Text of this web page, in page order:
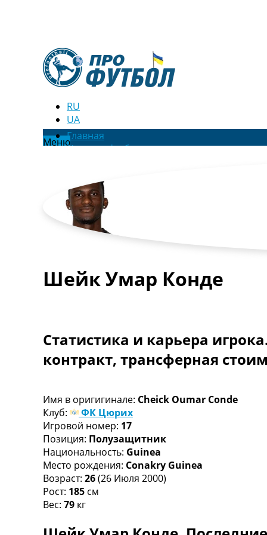
RU
UA
МенюГлавная
Новости футбола
Новости футбола Украины
Последние комментарии
Конкурс прогнозов
Логин
Рейтинги
Турниры
Чемпионат Мира
Англия. Премьер Лига
Испания. Ла Лига
Другие Турниры >>>
Таблицы групп Чемпионата Мира
Украина. Премьер-Лига
Украина. Первая Лига
Лига Чемпионов. Таблицы групп
Англия. Премьер-Лига
Испания. Ла Лига
Все таблицы >>>
Рейтинги
Рейтинг ФИФА
Шейк Умар Конде
Статистика и карьера
контракт, трансферная
Имя в оригигинале: Cheick Oumar Conde
Клуб:
ФК Цюрих
Игровой номер: 17
Позиция: Полузащитник
Национальность: Guinea
Место рождения: Conakry Guinea
Возраст: 26(26 Июля 2000)
Рост: 185 см
Вес: 79 кг